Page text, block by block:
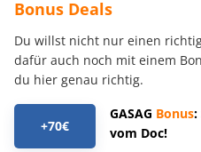
Bonus Deals
Du willst nicht nur einen
dafür auch noch mit einem
du hier genau richtig.
+70€
GASAG Bonus:
vom Doc!